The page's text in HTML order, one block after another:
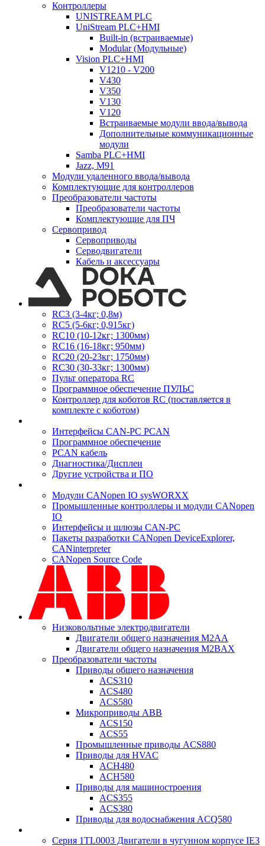
Контроллеры
UNISTREAM PLC
UniStream PLC+HMI
Built-in (встраиваемые)
Modular (Модульные)
Vision PLC+HMI
V1210 - V200
V430
V350
V130
V120
Встраиваемые модули ввода/вывода
Дополнительные коммуникационные
модули
Samba PLC+HMI
Jazz, M91
Модули удаленного ввода/вывода
Комплектующие для контроллеров
Преобразователи частоты
Преобразователи частоты
Комплектующие для ПЧ
Сервопривод
Сервоприводы
Серводвигатели
Кабель и аксессуары
RC3 (3-4кг; 0,8м)
RC5 (5-6кг; 0,915кг)
RC10 (10-12кг; 1300мм)
RC16 (16-18кг; 950мм)
RC20 (20-23кг; 1750мм)
RC30 (30-33кг; 1300мм)
Пульт оператора RC
Программное обеспечение ПУЛЬС
Контроллер для коботов RC (поставляется в
комплекте с коботом)
Интерфейсы CAN-PC PCAN
Программное обеспечение
PCAN кабель
Диагностика/Дисплеи
Другие устройства и ПО
Модули CANopen IO sysWORXX
Промышленные контроллеры и модули CANopen
IO
Интерфейсы и шлюзы CAN-PC
Пакеты разработки CANopen DeviceExplorer,
CANinterpreter
CANopen Source Code
Низковольтные электродвигатели
Двигатели общего назначения M2AA
Двигатели общего назначения M2BAX
Преобразователи частоты
Приводы общего назначения
ACS310
ACS480
ACS580
Микроприводы ABB
ACS150
ACS55
Промышленные приводы ACS880
Приводы для HVAC
ACH480
ACH580
Приводы для машиностроения
ACS355
ACS380
Приводы для водоснабжения ACQ580
Серия 1TL0003 Двигатели в чугунном корпусе IE3